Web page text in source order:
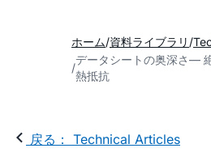
ホーム 資料ライブラリ
データシートの奥深さ—
熱抵抗
戻る： Technical Articles